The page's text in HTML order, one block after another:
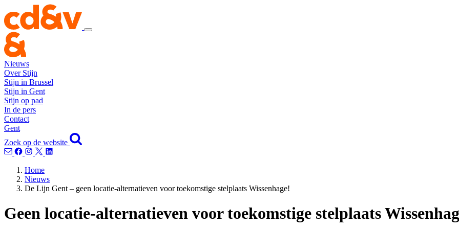
Nieuws
Over Stijn
Stijn in Brussel
Stijn in Gent
Stijn op pad
In de pers
Contact
Gent
Zoek op de website
Home
Nieuws
De Lijn Gent – geen locatie-alternatieven voor toekomstige stelplaats Wissenhage!
Geen locatie-alternatieven voor toekomstige stelplaats